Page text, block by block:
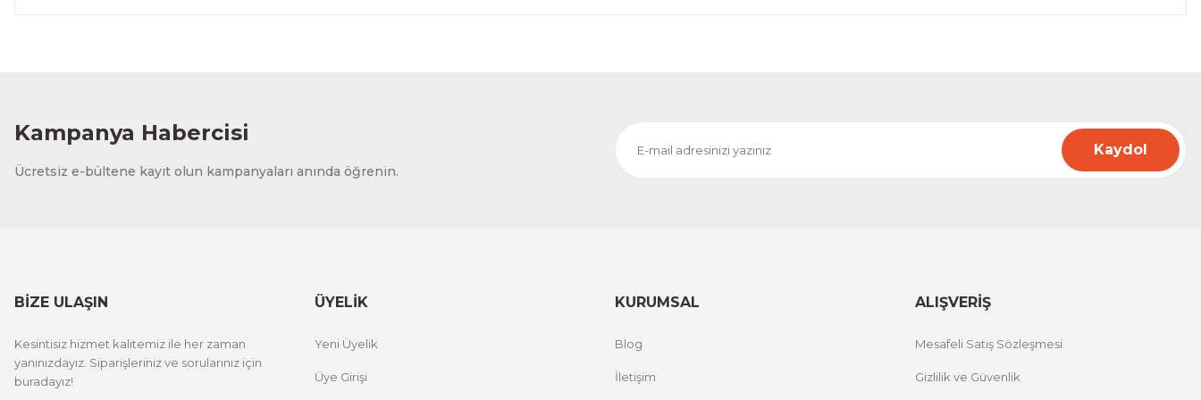
Kampanya Habercisi
Ücretsiz e-bültene kayıt olun kampanyaları anında öğrenin.
Kaydol
BİZE ULAŞIN
Kesintisiz hizmet kalitemiz ile her zaman
yanınızdayız. Siparişleriniz ve sorularınız için
buradayız!
ÜYELİK
Yeni Üyelik
Üye Girişi
KURUMSAL
Blog
İletişim
ALIŞVERİŞ
Mesafeli Satış Sözleşmesi
Gizlilik ve Güvenlik